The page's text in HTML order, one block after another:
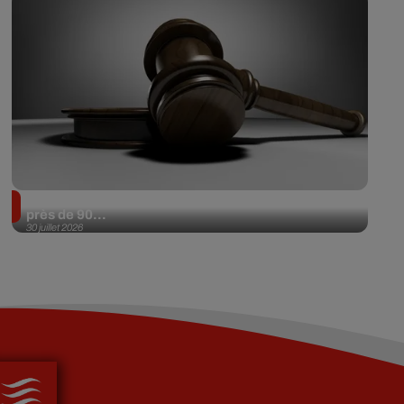
30 juillet 2026
près de 90...